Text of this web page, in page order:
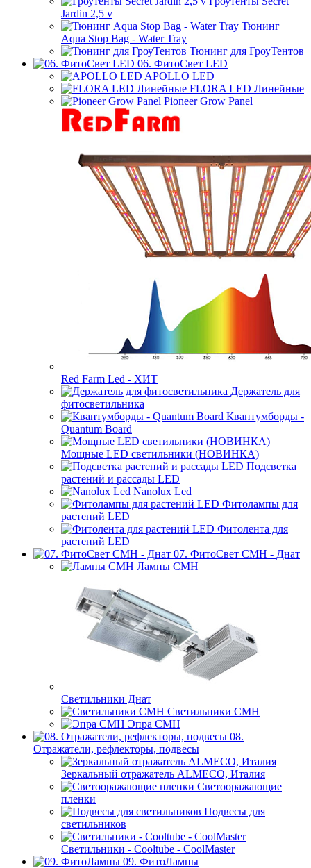
Jardin 2,5 v
Тюнинг
Aqua Stop Bag - Water Tray
Тюнинг для ГроуТентов
06. ФитоСвет LED
APOLLO LED
FLORA LED Линейные
Pioneer Grow Panel
Red Farm Led - ХИТ
Держатель для
фитосветильника
Квантумборды -
Quantum Board
Мощные LED светильники (НОВИНКА)
Подсветка
растений и рассады LED
Nanolux Led
Фитолампы для
растений LED
Фитолента для
растений LED
07. ФитоСвет CMH - Днат
Лампы СМН
Светильники Днат
Светильники СМН
Эпра СМН
08.
Отражатели, рефлекторы, подвесы
Зеркальный отражатель ALMECO, Италия
Светооражающие
пленки
Подвесы для
светильников
Светильники - Cooltube - CoolMaster
09. ФитоЛампы